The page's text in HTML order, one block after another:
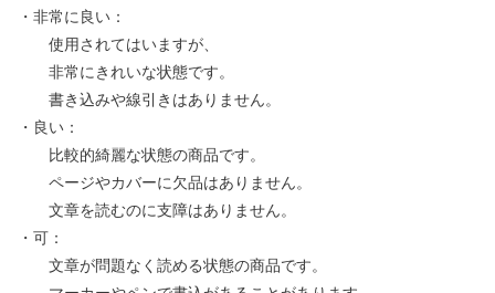
・非常に良い：
使用されてはいますが、
非常にきれいな状態です。
書き込みや線引きはありません。
・良い：
比較的綺麗な状態の商品です。
ページやカバーに欠品はありません。
文章を読むのに支障はありません。
・可：
文章が問題なく読める状態の商品です。